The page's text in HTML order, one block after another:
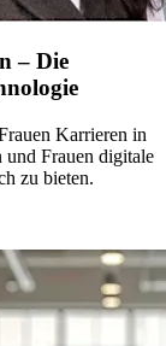
– Die
Karrieren in
Frauen digitale
zu bieten.